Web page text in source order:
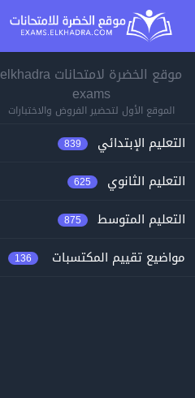
موقع الخضرة لامتحانات elkhadra
exams
الموقع الأول لتحضير الفروض والاختبارات
التعليم الإبتدائي 839
التعليم الثانوي 625
التعليم المتوسط 875
مواضيع تقييم المكتسبات 136